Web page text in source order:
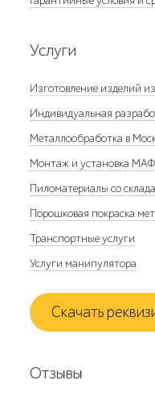
Услуги
Изготовление изделий
Индивидуальная
Металлообработка в
Монтаж и установка МАФ
Пиломатериалы со
Порошковая покраска
Транспортные услуги
Услуги манипулятора
Скачать
Отзывы